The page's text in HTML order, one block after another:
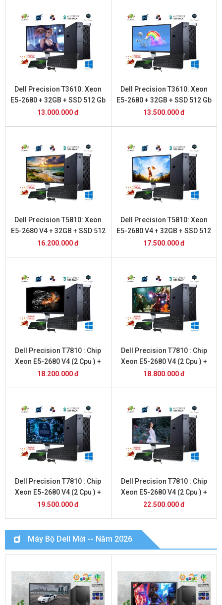
Dell Precision T3610: Xeon
E5-2680 + 32GB + SSD 512 Gb
+ Vga 1060 3Gb + Màn Hình
13.000.000 đ
Dell Precision T3610: Xeon
E5-2680 + 32GB + SSD 512 Gb
+ Vga 1650 4Gb + Màn Hình
13.500.000 đ
Dell Precision T5810: Xeon
E5-2680 V4 + 32GB + SSD 512
Gb + Vga 1650 4Gb + Màn
16.200.000 đ
Dell Precision T5810: Xeon
E5-2680 V4 + 32GB + SSD 512
Gb + Vga RTX 3050 8 Gb +
17.500.000 đ
Dell Precision T7810 : Chip
Xeon E5-2680 V4 (2 Cpu ) +
32 Gb + SSD 512 Gb + Vga
18.200.000 đ
Dell Precision T7810 : Chip
Xeon E5-2680 V4 (2 Cpu ) +
32 Gb + SSD 512 Gb + Vga
18.800.000 đ
Dell Precision T7810 : Chip
Xeon E5-2680 V4 (2 Cpu ) +
32 Gb + SSD 512 Gb + Vga
19.500.000 đ
Dell Precision T7810 : Chip
Xeon E5-2680 V4 (2 Cpu ) +
32 Gb + SSD 512 Gb + Vga
22.500.000 đ
Máy Bộ Dell Mới -- Năm 2026